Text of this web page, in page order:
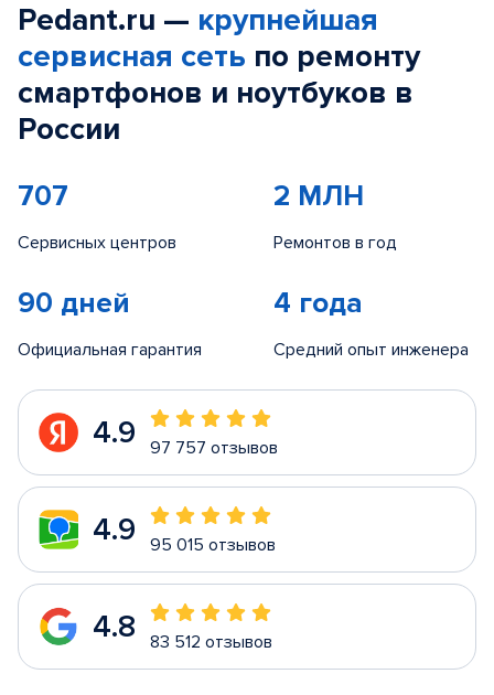
Pedant.ru — крупнейшая
сервисная сеть по ремонту
смартфонов и ноутбуков в
России
707
Сервисных центров
2 МЛН
Ремонтов в год
90 дней
Официальная гарантия
4 года
Средний опыт инженера
4.9 97 757 отзывов
4.9 95 015 отзывов
4.8 83 512 отзывов